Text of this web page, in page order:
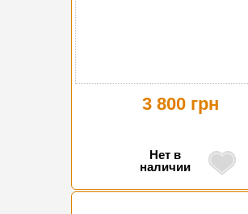
3 800 грн
Нет в
наличии